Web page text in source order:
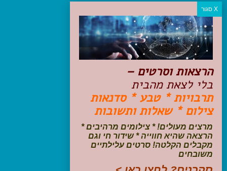
קטגוריות פופולריות
יעדים
טיולים בישראל
מלונות בוטיק בישראל
טיפים והמלצות
הכנות לנסיעה
טיולי ג'יפים
טיולים עם ילדים
שייט, הפלגות, קרוזים
עקבו אחרינו בפייסבוק
הרצאות וסרטים –
בלי לצאת מהבית
תרבויות * טבע * סדנאות
צילום * שאלות ותשובות
מרצים מעולים! * צילומים מרהיבים *
הרצאה שהיא חווייה * שידור חי וגם
מקבלים הקלטה! סרטים עלילתיים
משובחים